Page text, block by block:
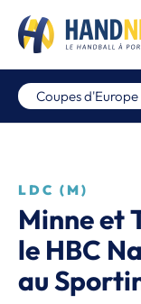
Coupes d'Europe
LDC (M)
Minne et
le HBC
au